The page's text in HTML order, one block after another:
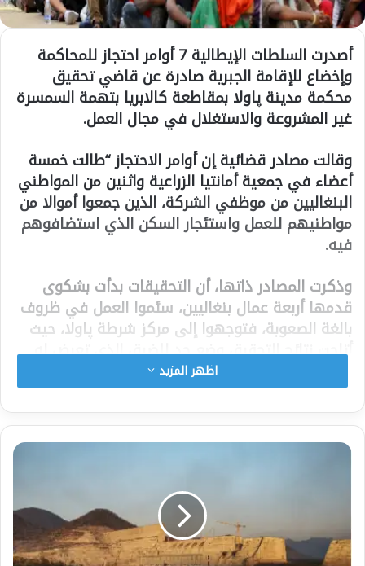
أصدرت السلطات الإيطالية 7 أوامر احتجاز للمحاكمة
وإخضاع للإقامة الجبرية صادرة عن قاضي تحقيق
محكمة مدينة پاولا بمقاطعة كالابريا بتهمة السمسرة
غير المشروعة والاستغلال في مجال العمل.
وقالت مصادر قضائية إن أوامر الاحتجاز “طالت خمسة
أعضاء في جمعية أمانتيا الزراعية واثنين من المواطني
البنغاليين من موظفي الشركة، الذين جمعوا أموالا من
مواطنيهم للعمل واستئجار السكن الذي استضافوهم
فيه.
وذكرت المصادر ذاتها، أن التحقيقات بدأت بشكوى
قدمها أربعة عمال بنغاليين، سئموا العمل في ظروف
بالغة الصعوبة، فتوجهوا إلى مركز شرطة پاولا، حيث
أتاحت نتائج التحقيق وضع حد للضيق الذي تعرض له
العمال البنغلاديشيون، وأجبروا على العمل لمدة تصل
إلى 26 ساعة مقابل 30 يورو فقط (حوالي 1.50 يورو
للساعة) مكابدين الإذلال المستمر والتهديدات
والإهانات.
الأرض أو على صناديق الفاكهة لأنه لم يكن يسمح
لهم بالجلوس على المائدة كالإيطاليين، وعاشوا في
شقة مساحتها 70 مترا مربعا بدون مراحيض عاملة.
اظهر المزيد